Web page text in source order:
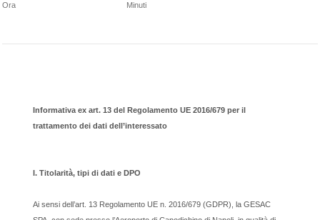
Ora Minuti
Informativa ex art. 13 del Regolamento UE 2016/679 per il
trattamento dei dati dell’interessato
I. Titolarità, tipi di dati e DPO
Ai sensi dell’art. 13 Regolamento UE n. 2016/679 (GDPR), la GESAC